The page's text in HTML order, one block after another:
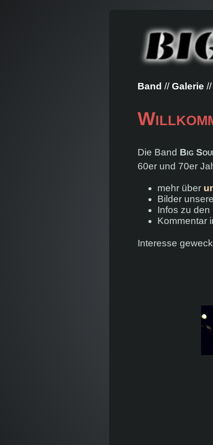
Band Galerie
Die Band Big
60er und 70er
mehr über
Bilder
Infos zu den
Kommentar
Interesse